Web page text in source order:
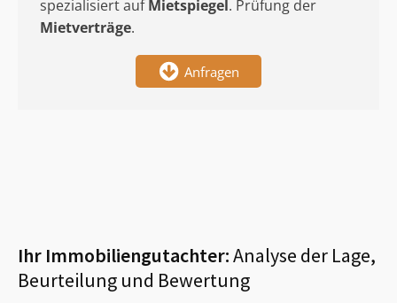
spezialisiert auf Mietspiegel . Prüfung der
Mietverträge.
Anfragen
Ihr Immobiliengutachter:Analyse der Lage,
Beurteilung und Bewertung